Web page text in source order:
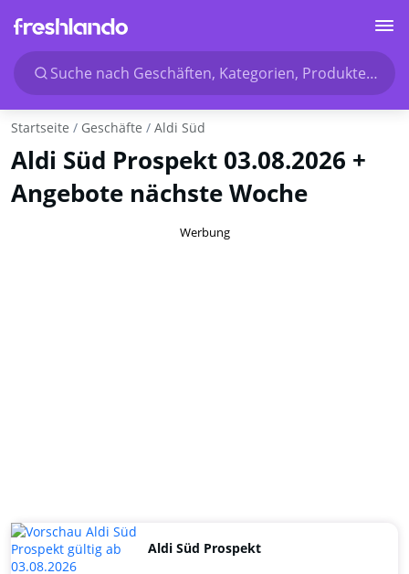
Suche nach Geschäften, Kategorien, Produkten...
Startseite Geschäfte Aldi Süd
Aldi Süd Prospekt 03.08.2026 +
Angebote nächste Woche
Werbung
Aldi Süd Prospekt